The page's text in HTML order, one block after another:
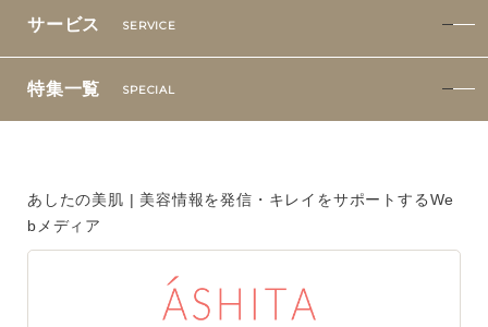
サービス SERVICE
特集一覧 SPECIAL
あしたの美肌 | 美容情報を発信・キレイをサポートするWe
bメディア